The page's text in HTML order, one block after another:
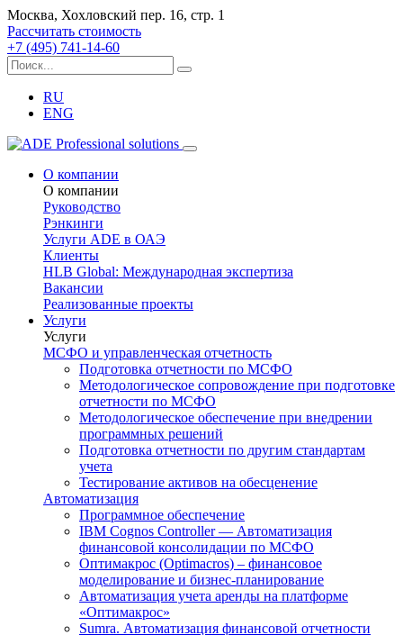
Москва, Хохловский пер. 16, стр. 1
Рассчитать стоимость
+7 (495) 741-14-60
RU
ENG
О компании
О компании
Руководство
Рэнкинги
Услуги ADE в ОАЭ
Клиенты
HLB Global: Международная экспертиза
Вакансии
Реализованные проекты
Услуги
Услуги
МСФО и управленческая отчетность
Подготовка отчетности по МСФО
Методологическое сопровождение при подготовке
отчетности по МСФО
Методологическое обеспечение при внедрении
программных решений
Подготовка отчетности по другим стандартам
учета
Тестирование активов на обесценение
Автоматизация
Программное обеспечение
IBM Cognos Controller — Автоматизация
финансовой консолидации по МСФО
Оптимакрос (Optimacros) – финансовое
моделирование и бизнес-планирование
Автоматизация учета аренды на платформе
«Оптимакрос»
Sumra. Автоматизация финансовой отчетности